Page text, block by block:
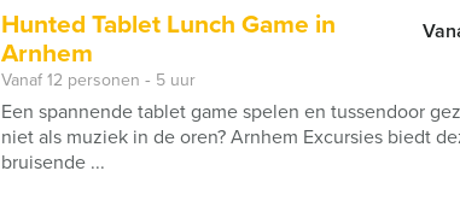
Hunted Tablet Lunch Game in
Arnhem
Vanaf 12 personen ‐ 5 uur
Een spannende tablet game spelen en tussendoor
niet als muziek in de oren? Arnhem Excursies biedt
bruisende ...